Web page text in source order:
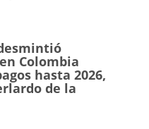
Colombia
hasta 2026,
de la